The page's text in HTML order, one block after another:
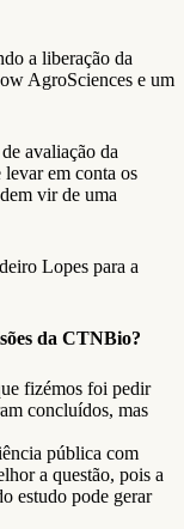
a liberação da
AgroSciences e um
avaliação da
em conta os
vir de uma
Lopes para a
da CTNBio?
fizémos foi pedir
concluídos, mas
pública com
a questão, pois a
estudo pode gerar